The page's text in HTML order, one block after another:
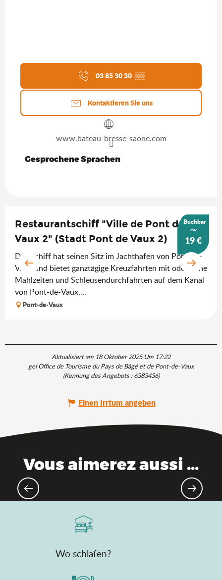
03 85 30 30 ▒▒
Kontaktieren Sie uns
www.bateau-bresse-saone.com
Gesprochene Sprachen
Gesprochene Sprachen
Ab
19€
Restaurantschiff "Ville de Pont de
Vaux 2" (Stadt Pont de Vaux 2)
Das Schiff hat seinen Sitz im Jachthafen von Pont-de-
Vaux und bietet ganztägige Kreuzfahrten mit oder ohne
Mahlzeiten und Schleusendurchfahrten auf dem Kanal
von Pont-de-Vaux,...
Pont-de-Vaux
Buchbar
Aktualisiert am 18 Oktober 2025 Um 17:22
gei Office de Tourisme du Pays de Bâgé et de Pont-de-Vaux
(Kennung des Angebots :6383436)
Einen Irrtum angeben
Vous aimerez aussi ...
10 Gründe, warum Sie nicht
Wo schlafen?